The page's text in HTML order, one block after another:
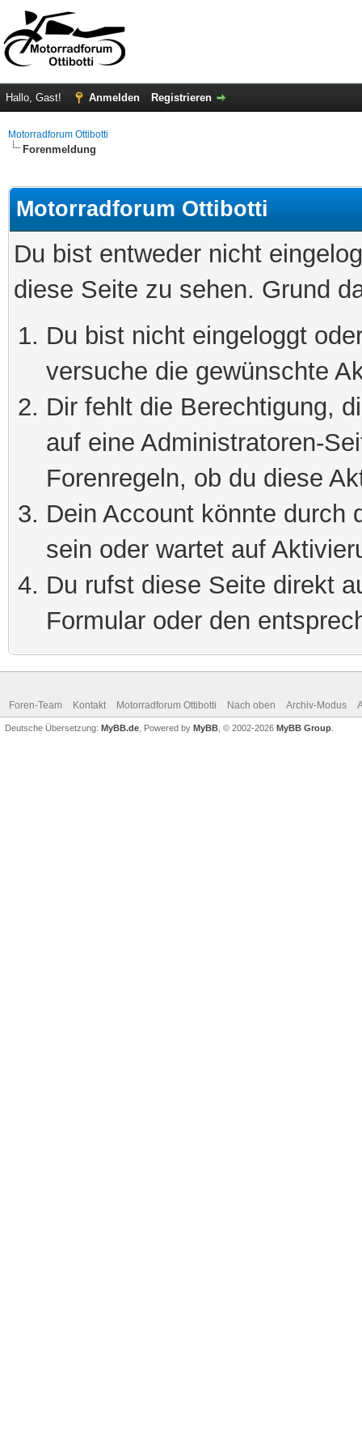
Hallo, Gast! Anmelden Registrieren
Motorradforum Ottibotti
Forenmeldung
Motorradforum Ottibotti
Du bist entweder nicht
diese Seite zu sehen. Grund
Du bist nicht eingeloggt
versuche die gewünschte
Dir fehlt die Berechtigung,
auf eine Administratoren-
Forenregeln, ob du diese
Dein Account könnte durch
sein oder wartet auf
Du rufst diese Seite direkt
Formular oder den
Foren-Team Kontakt Motorradforum Ottibotti Nach oben Archiv-Modus
Deutsche Übersetzung: MyBB.de , Powered by MyBB , © 2002-2026 MyBB Group